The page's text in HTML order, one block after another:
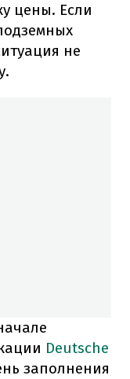
цены. Если
не
Deutsche
заполнения